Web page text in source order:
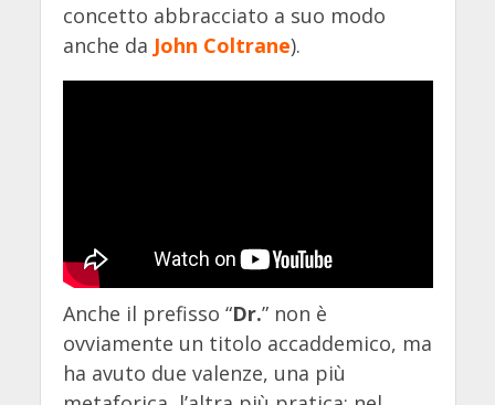
concetto abbracciato a suo modo
anche da John Coltrane).
Anche il prefisso “Dr.” non è
ovviamente un titolo accaddemico, ma
ha avuto due valenze, una più